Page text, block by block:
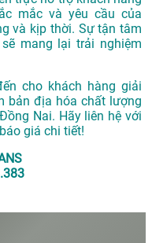
mắc và yêu cầu của
và kịp thời. Sự tận tâm
mang lại trải nghiệm
cho khách hàng giải
bản địa hóa chất lượng
Nai. Hãy liên hệ với
giá chi tiết!